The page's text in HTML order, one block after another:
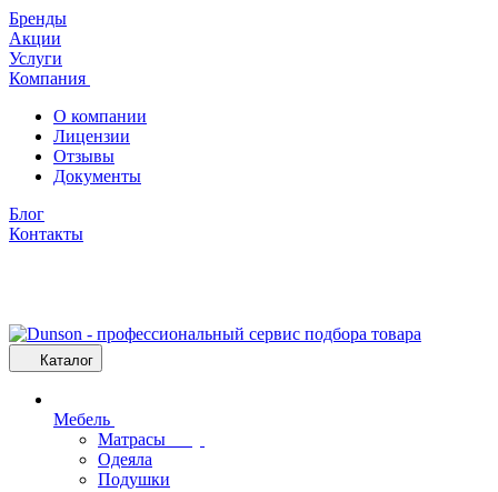
Бренды
Акции
Услуги
Компания
О компании
Лицензии
Отзывы
Документы
Блог
Контакты
Каталог
Мебель
Матрасы
Одеяла
Подушки